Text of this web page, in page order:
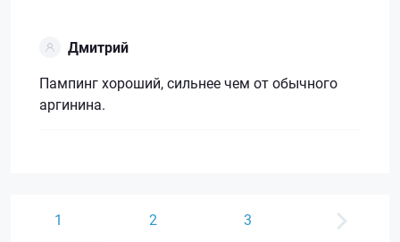
Дмитрий
Пампинг хороший, сильнее чем от обычного
аргинина.
1 2 3